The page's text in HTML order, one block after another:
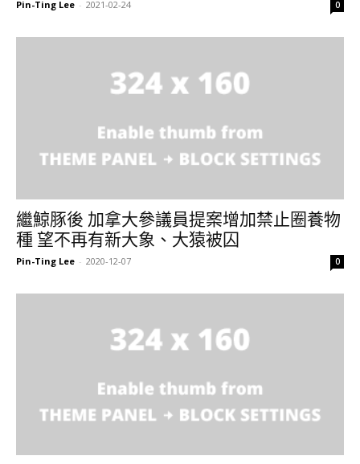
Pin-Ting Lee - 2021-02-24 0
繼鯨豚後 加拿大參議員提案增加禁止圈養物
種 望不再有新大象、大猿被囚
Pin-Ting Lee - 2020-12-07 0